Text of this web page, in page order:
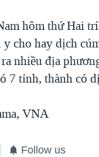
hôm thứ Hai
cho hay dịch
nhiều địa
7 tỉnh, thành có
VNA
Follow us